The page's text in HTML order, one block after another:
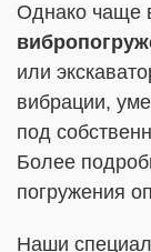
Однако чаще
или
вибрации,
под
Более
погружения
Наши